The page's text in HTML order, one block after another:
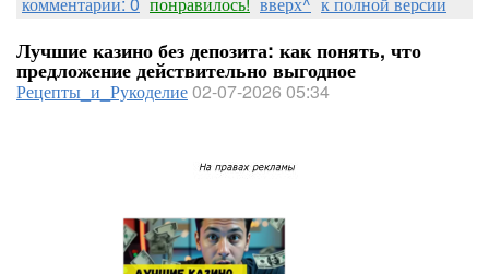
Лучшие казино без депозита: как понять, что
предложение действительно выгодное
Рецепты_и_Рукоделие02-07-2026 05:34